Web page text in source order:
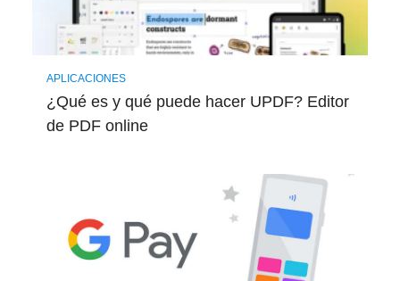
APLICACIONES
¿Qué es y qué puede hacer UPDF? Editor
de PDF online